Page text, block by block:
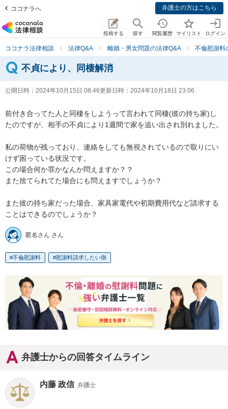
ココナラへ 弁護士の方はこちら
投稿する 探す 閲覧履歴 マイリスト ログイン
ココナラ法律相談 法律Q&A 離婚・男女問題の法律Q&A 不倫慰謝料
不貞により、同棲解消
公開日時： 2024年10月15日 08:46更新日時： 2024年10月18日 23:06
前付き合ってた人と同棲をしようって言われて同棲(彼の持ち家)し
たのですが、相手の不貞により1週間で家を追い出され別れました。
私の荷物が残っており、連絡をしても無視されているので取りにい
けず困っている状況です。
この場合何か罪かなんか問えますか？？
また捨てられてた場合にも問えますでしょうか？
また彼の持ち家だった場合、家具家電代や初期費用代など請求する
ことはできるのでしょうか？
匿名さん さん
不倫慰謝料 慰謝料請求したい側
弁護士からの回答タイムライン
内藤 政信 弁護士